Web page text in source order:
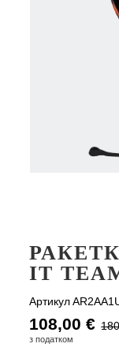
IT
Артикул
108,00 €
з податком